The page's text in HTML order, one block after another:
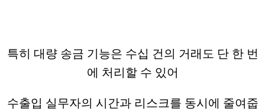
특히 대량 송금 기능은 수십 건의 거래도 단 한 번
에 처리할 수 있어
수출입 실무자의 시간과 리스크를 동시에 줄여줍